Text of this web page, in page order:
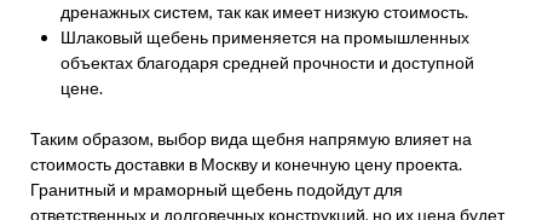
дренажных систем, так как имеет низкую стоимость.
Шлаковый щебень применяется на промышленных
объектах благодаря средней прочности и доступной
цене.
Таким образом, выбор вида щебня напрямую влияет на
стоимость доставки в Москву и конечную цену проекта.
Гранитный и мраморный щебень подойдут для
ответственных и долговечных конструкций, но их цена будет